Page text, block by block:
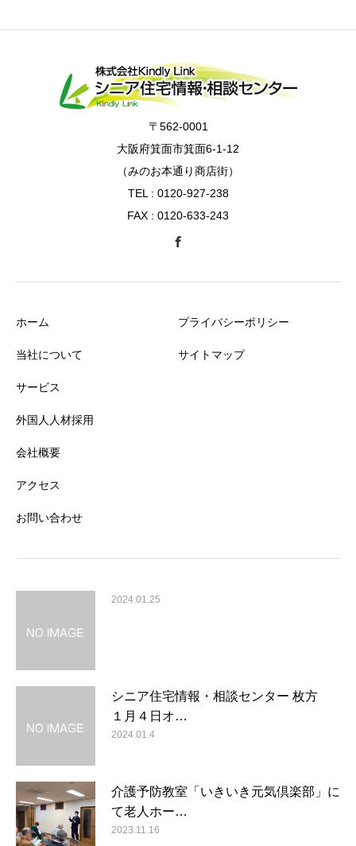
〒562-0001
大阪府箕面市箕面6-1-12
（みのお本通り商店街）
TEL : 0120-927-238
FAX : 0120-633-243
ホーム
当社について
サービス
外国人人材採用
会社概要
アクセス
お問い合わせ
プライバシーポリシー
サイトマップ
2024.01.25
シニア住宅情報・相談センター 枚方
１月４日オ…
2024.01.4
介護予防教室「いきいき元気倶楽部」に
て老人ホー…
2023.11.16